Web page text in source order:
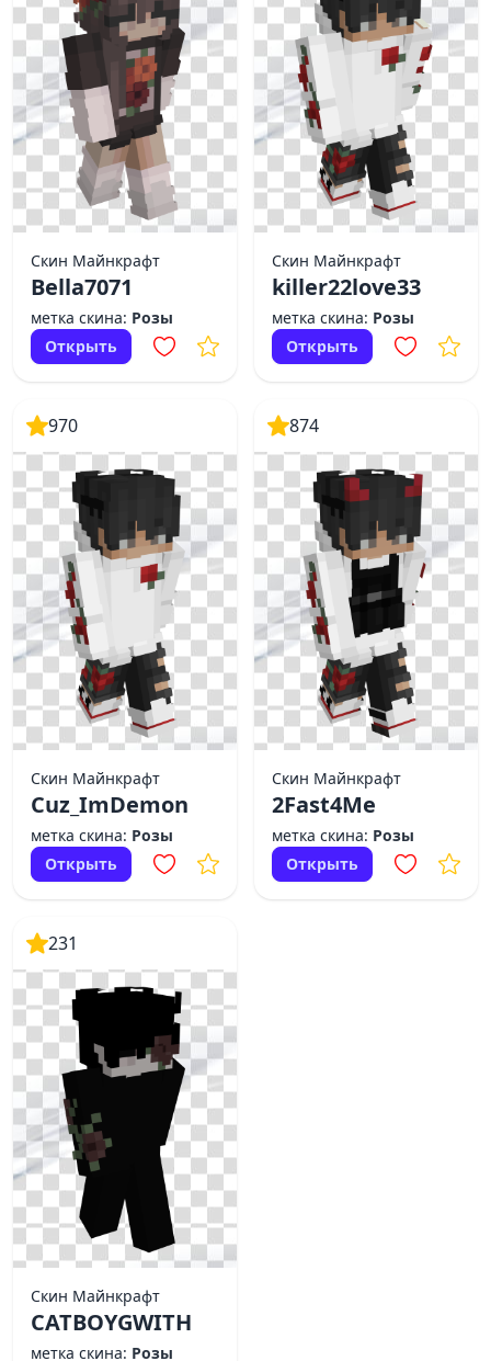
Скин Майнкрафт
Bella7071
метка скина: Розы
Открыть
Скин Майнкрафт
killer22love33
метка скина: Розы
Открыть
970
Скин Майнкрафт
Cuz_ImDemon
метка скина: Розы
Открыть
874
Скин Майнкрафт
2Fast4Me
метка скина: Розы
Открыть
231
Скин Майнкрафт
CATBOYGWITH
метка скина: Розы